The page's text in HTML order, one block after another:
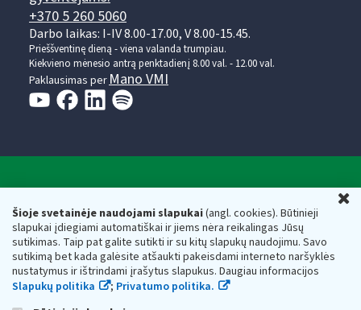
Šioje svetainėje naudojami slapukai(angl. cookies). Būtinieji
slapukai įdiegiami automatiškai ir jiems nėra reikalingas Jūsų
sutikimas. Taip pat galite sutikti ir su kitų slapukų naudojimu. Savo
sutikimą bet kada galėsite atšaukti pakeisdami interneto naršyklės
nustatymus ir ištrindami įrašytus slapukus. Daugiau informacijos
Slapukų politika
; Privatumo politika.
+370 5 260 5060
Darbo laikas: I-IV 8.00-17.00, V 8.00-15.45.
Prieššventinę dieną - viena valanda trumpiau.
Kiekvieno mėnesio antrą penktadienį 8.00 val. - 12.00 val.
Paklausimas per Mano VMI
Respublikos finansų ministerijos
Biudžetinė įstaiga. Juridinio asmens kodas — 188659752,
adresas: Vasario 16-osios g. 14, 01107 Vilnius, Lietuva, el.paštas:
vmi@vmi.lt, E. pristatymo dėžutės adresas 188659752
Duomenys apie Valstybinę mokesčių inspekciją prie Lietuvos
Respublikos finansų ministerijos kaupiami ir saugomi Juridinių